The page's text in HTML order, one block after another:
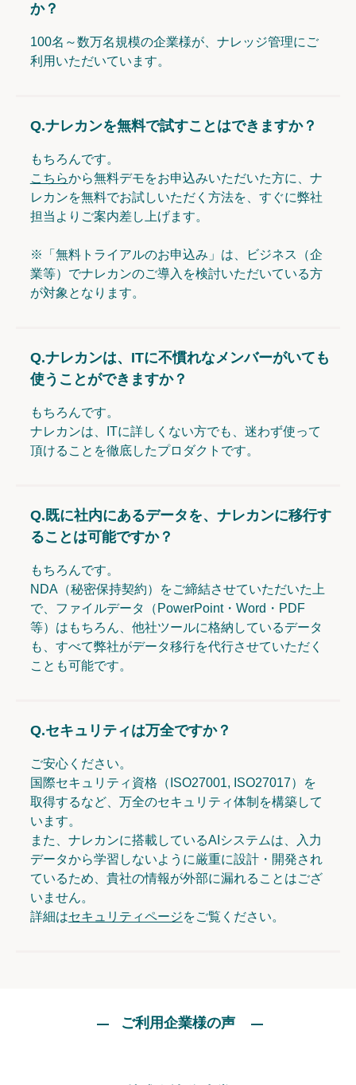
か？
100名～数万名規模の企業様が、ナレッジ管理にご
利用いただいています。
Q.ナレカンを無料で試すことはできますか？
もちろんです。
こちらから無料デモをお申込みいただいた方に、ナ
レカンを無料でお試しいただく方法を、すぐに弊社
担当よりご案内差し上げます。
※「無料トライアルのお申込み」は、ビジネス（企
業等）でナレカンのご導入を検討いただいている方
が対象となります。
Q.ナレカンは、ITに不慣れなメンバーがいても
使うことができますか？
もちろんです。
ナレカンは、ITに詳しくない方でも、迷わず使って
頂けることを徹底したプロダクトです。
Q.既に社内にあるデータを、ナレカンに移行す
ることは可能ですか？
もちろんです。
NDA（秘密保持契約）をご締結させていただいた上
で、ファイルデータ（PowerPoint・Word・PDF
等）はもちろん、他社ツールに格納しているデータ
も、すべて弊社がデータ移行を代行させていただく
ことも可能です。
Q.セキュリティは万全ですか？
ご安心ください。
国際セキュリティ資格（ISO27001, ISO27017）を
取得するなど、万全のセキュリティ体制を構築して
います。
また、ナレカンに搭載しているAIシステムは、入力
データから学習しないように厳重に設計・開発され
ているため、貴社の情報が外部に漏れることはござ
いません。
詳細はセキュリティページをご覧ください。
ご利用企業様の声